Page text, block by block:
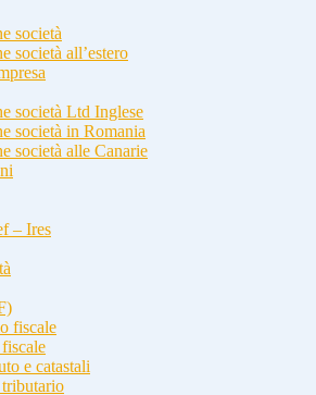
società
società all’estero
società Ltd Inglese
società in Romania
società alle Canarie
– Ires
fiscale
e catastali